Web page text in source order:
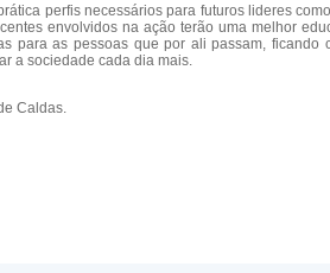
perfis necessários para futuros lideres
envolvidos na ação terão uma melhor
as pessoas que por ali passam,
a sociedade cada dia mais.
Caldas.